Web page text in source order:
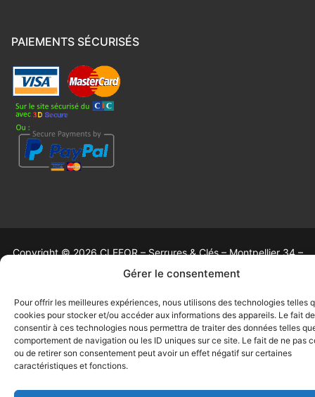
Gérer le consentement
Pour offrir les meilleures expériences, nous utilisons des technologies telles
cookies pour stocker et/ou accéder aux informations des appareils. Le fait de
consentir à ces technologies nous permettra de traiter des données telles
comportement de navigation ou les ID uniques sur ce site. Le fait de ne pas
ou de retirer son consentement peut avoir un effet négatif sur certaines
caractéristiques et fonctions.
PAIEMENTS SÉCURISÉS
Copyright © 2026 CLEFOR – Serrures & Clés – Montpellier 34 –
Propulsé par
Customify